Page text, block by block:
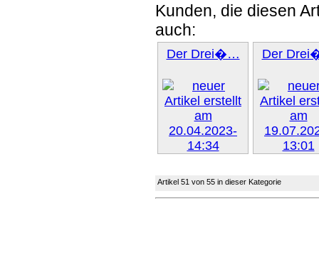
Kunden, die diesen
auch:
Der Drei�… Der
Artikel 51 von 55 in dieser Kategorie